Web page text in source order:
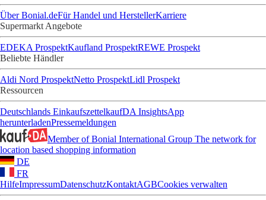
Über Bonial.deFür Handel und HerstellerKarriere
Supermarkt Angebote
EDEKA ProspektKaufland ProspektREWE Prospekt
Beliebte Händler
Aldi Nord ProspektNetto ProspektLidl Prospekt
Ressourcen
Deutschlands EinkaufszettelkaufDA InsightsApp
herunterladenPressemeldungen
Member of Bonial International Group The network for
location based shopping information
DE
FR
HilfeImpressumDatenschutzKontaktAGBCookies verwalten